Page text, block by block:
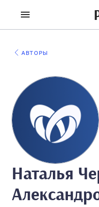
АВТОРЫ
Наталья